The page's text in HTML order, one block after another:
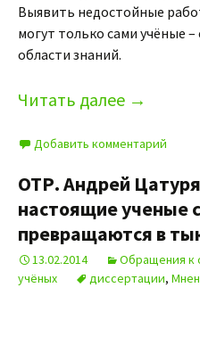
Выявить недостойные
могут только сами учёные
области знаний.
Читать далее →
Добавить комментарий
ОТР. Андрей
настоящие ученые
превращаются в
13.02.2014 Обращения к
учёных
диссертации,